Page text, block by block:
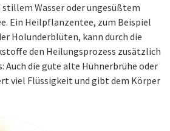
Wasser oder ungesüßtem
Ein Heilpflanzentee, zum Beispiel
Holunderblüten, kann durch die
den Heilungsprozess zusätzlich
Auch die gute alte Hühnerbrühe oder
viel Flüssigkeit und gibt dem Körper